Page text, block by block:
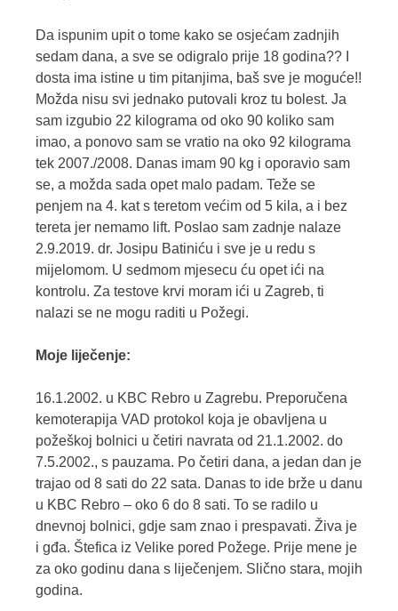
Da ispunim upit o tome kako se osjećam zadnjih
sedam dana, a sve se odigralo prije 18 godina?? I
dosta ima istine u tim pitanjima, baš sve je moguće!!
Možda nisu svi jednako putovali kroz tu bolest. Ja
sam izgubio 22 kilograma od oko 90 koliko sam
imao, a ponovo sam se vratio na oko 92 kilograma
tek 2007./2008. Danas imam 90 kg i oporavio sam
se, a možda sada opet malo padam. Teže se
penjem na 4. kat s teretom većim od 5 kila, a i bez
tereta jer nemamo lift. Poslao sam zadnje nalaze
2.9.2019. dr. Josipu Batiniću i sve je u redu s
mijelomom. U sedmom mjesecu ću opet ići na
kontrolu. Za testove krvi moram ići u Zagreb, ti
nalazi se ne mogu raditi u Požegi.
Moje liječenje:
16.1.2002. u KBC Rebro u Zagrebu. Preporučena
kemoterapija VAD protokol koja je obavljena u
požeškoj bolnici u četiri navrata od 21.1.2002. do
7.5.2002., s pauzama. Po četiri dana, a jedan dan je
trajao od 8 sati do 22 sata. Danas to ide brže u danu
u KBC Rebro – oko 6 do 8 sati. To se radilo u
dnevnoj bolnici, gdje sam znao i prespavati. Živa je
i gđa. Štefica iz Velike pored Požege. Prije mene je
za oko godinu dana s liječenjem. Slično stara, mojih
godina.